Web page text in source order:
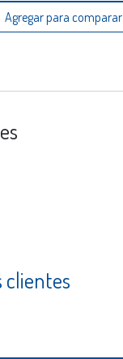
Agregar para comparar
clientes